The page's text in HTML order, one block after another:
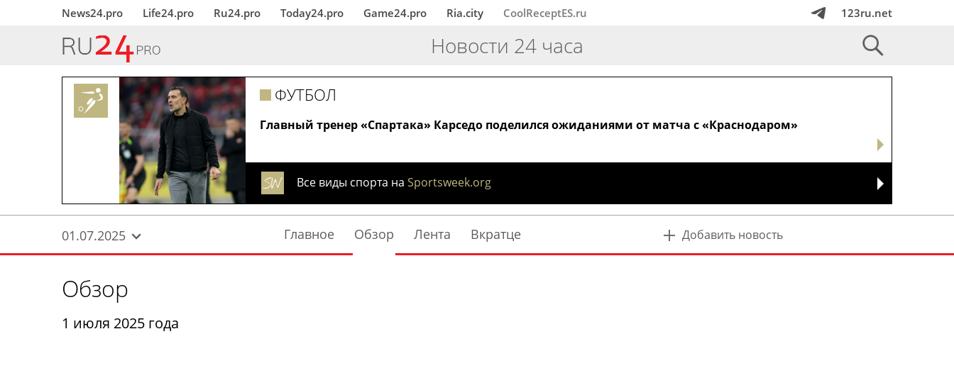
News24.pro Life24.pro Ru24.pro Today24.pro Game24.pro Ria.city CoolReceptES.ru 123ru.net
Новости 24 часа
Главный тренер «Спартака» Карседо поделился ожиданиями от матча с «Краснодаром»
ФУТБОЛ
Все виды спорта на Sportsweek.org
01.07.2025 Главное Обзор Лента Вкратце Добавить новость
Обзор
1 июля 2025 года